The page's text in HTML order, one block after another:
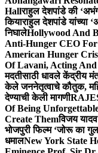
Hallराहुल देशपांडे की
कियाराहुल देशपांडे यांच्या
निघालेHollywood And
Anti-Hunger CEO For
American Hunger
Of Lavani, Acting
मदतीसाठी धावले केंद्रीय
केले जननेतृत्वाचे कौतुक,
देण्याची केली मागणी
Of Being
Create Themविजय
भोजपुरी फिल्म ‘जोरू का
धमालNew York State